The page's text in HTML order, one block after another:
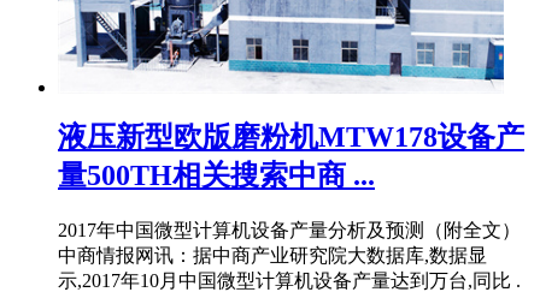
液压新型欧版磨粉机MTW178设备产
量500TH相关搜索中商 ...
2017年中国微型计算机设备产量分析及预测（附全文）
中商情报网讯：据中商产业研究院大数据库,数据显
示,2017年10月中国微型计算机设备产量达到万台,同比 .